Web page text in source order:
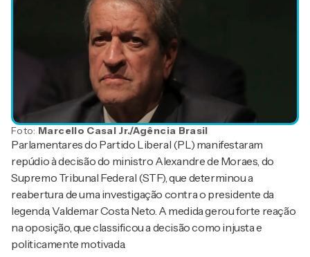
Foto: Marcello Casal Jr./Agência Brasil
Parlamentares do Partido Liberal (PL) manifestaram
repúdio à decisão do ministro Alexandre de Moraes, do
Supremo Tribunal Federal (STF), que determinou a
reabertura de uma investigação contra o presidente da
legenda, Valdemar Costa Neto. A medida gerou forte reação
na oposição, que classificou a decisão como injusta e
politicamente motivada.